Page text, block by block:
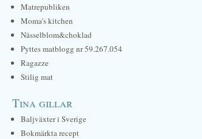
Matrepubliken
Moma's kitchen
Nässelblom&choklad
Pyttes matblogg nr 59.267.054
Ragazze
Stilig mat
Tina gillar
Baljväxter i Sverige
Bokmärkta recept